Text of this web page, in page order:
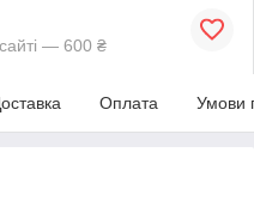
— 600 ₴
Оплата Умови